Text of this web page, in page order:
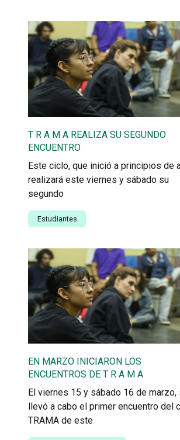
T R A M A REALIZA SU SEGUNDO
ENCUENTRO
Este ciclo, que inició a principios de
realizará este viernes y sábado su
segundo
Estudiantes
EN MARZO INICIARON LOS
ENCUENTROS DE T R A M A
El viernes 15 y sábado 16 de marzo,
llevó a cabo el primer encuentro del
TRAMA de este